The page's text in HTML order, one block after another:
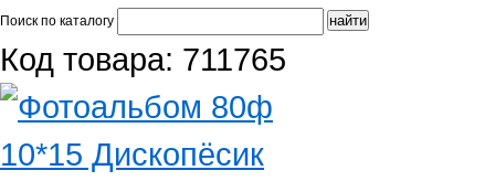
Поиск по каталогу
Код товара: 711765